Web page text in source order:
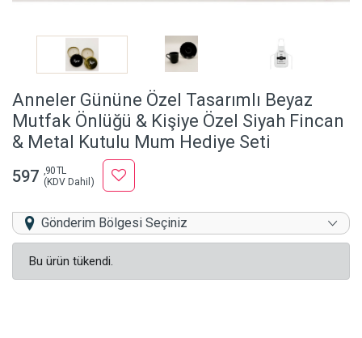
Anneler Gününe Özel Tasarımlı Beyaz
Mutfak Önlüğü & Kişiye Özel Siyah Fincan
& Metal Kutulu Mum Hediye Seti
597 ,90 TL
(KDV Dahil)
Gönderim Bölgesi Seçiniz
Bu ürün tükendi.